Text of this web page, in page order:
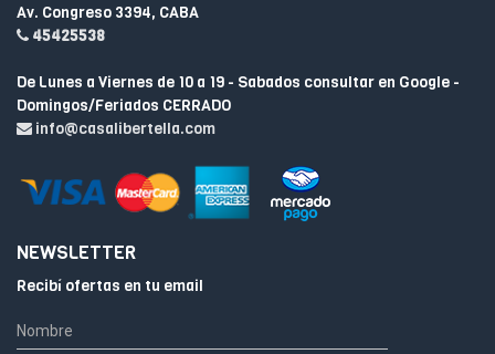
Av. Congreso 3394, CABA
45425538
De Lunes a Viernes de 10 a 19 - Sabados consultar en Google -
Domingos/Feriados CERRADO
info@casalibertella.com
NEWSLETTER
Recibí ofertas en tu email